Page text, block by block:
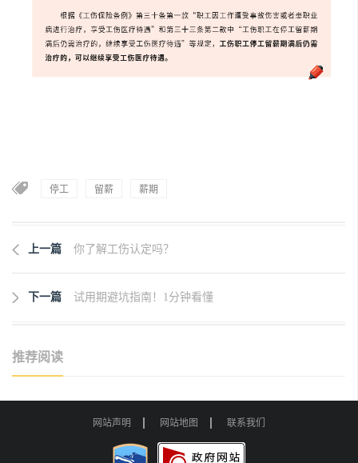
停工 留薪 薪期
上一篇 你了解工伤认定吗？
下一篇 试用期避坑指南！1分钟看懂
推荐阅读
网站声明 网站地图 联系我们